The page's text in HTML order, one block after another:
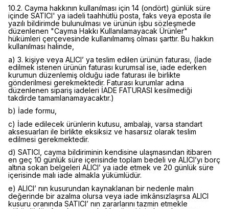
10.2. Cayma hakkının kullanılması için 14 (ondört) günlük süre
içinde SATICI' ya iadeli taahhütlü posta, faks veya eposta ile
yazılı bildirimde bulunulması ve ürünün işbu sözleşmede
düzenlenen "Cayma Hakkı Kullanılamayacak Ürünler"
hükümleri çerçevesinde kullanılmamış olması şarttır. Bu hakkın
kullanılması halinde,
a) 3. kişiye veya ALICI’ ya teslim edilen ürünün faturası, (İade
edilmek istenen ürünün faturası kurumsal ise, iade ederken
kurumun düzenlemiş olduğu iade faturası ile birlikte
gönderilmesi gerekmektedir. Faturası kurumlar adına
düzenlenen sipariş iadeleri İADE FATURASI kesilmediği
takdirde tamamlanamayacaktır.)
b) İade formu,
c) İade edilecek ürünlerin kutusu, ambalajı, varsa standart
aksesuarları ile birlikte eksiksiz ve hasarsız olarak teslim
edilmesi gerekmektedir.
d) SATICI, cayma bildiriminin kendisine ulaşmasından itibaren
en geç 10 günlük süre içerisinde toplam bedeli ve ALICI’yı borç
altına sokan belgeleri ALICI’ ya iade etmek ve 20 günlük süre
içerisinde malı iade almakla yükümlüdür.
e) ALICI’ nın kusurundan kaynaklanan bir nedenle malın
değerinde bir azalma olursa veya iade imkânsızlaşırsa ALICI
kusuru oranında SATICI’ nın zararlarını tazmin etmekle